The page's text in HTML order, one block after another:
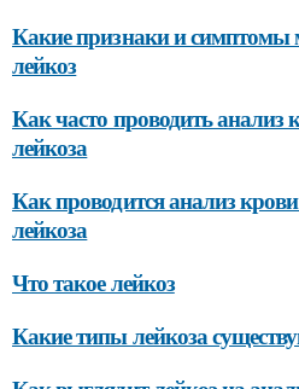
Какие признаки и симптомы
лейкоз
Как часто проводить анализ
лейкоза
Как проводится анализ
лейкоза
Что такое лейкоз
Какие типы лейкоза